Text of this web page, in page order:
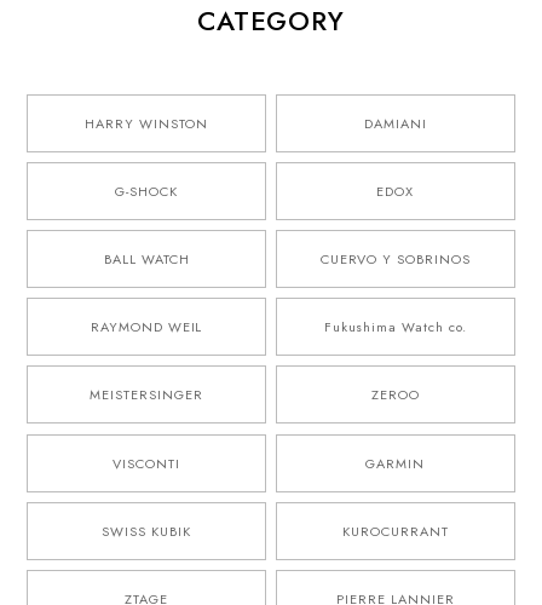
CATEGORY
HARRY WINSTON DAMIANI
G-SHOCK EDOX
BALL WATCH CUERVO Y SOBRINOS
RAYMOND WEIL Fukushima Watch co.
MEISTERSINGER ZEROO
VISCONTI GARMIN
SWISS KUBIK KUROCURRANT
ZTAGE PIERRE LANNIER